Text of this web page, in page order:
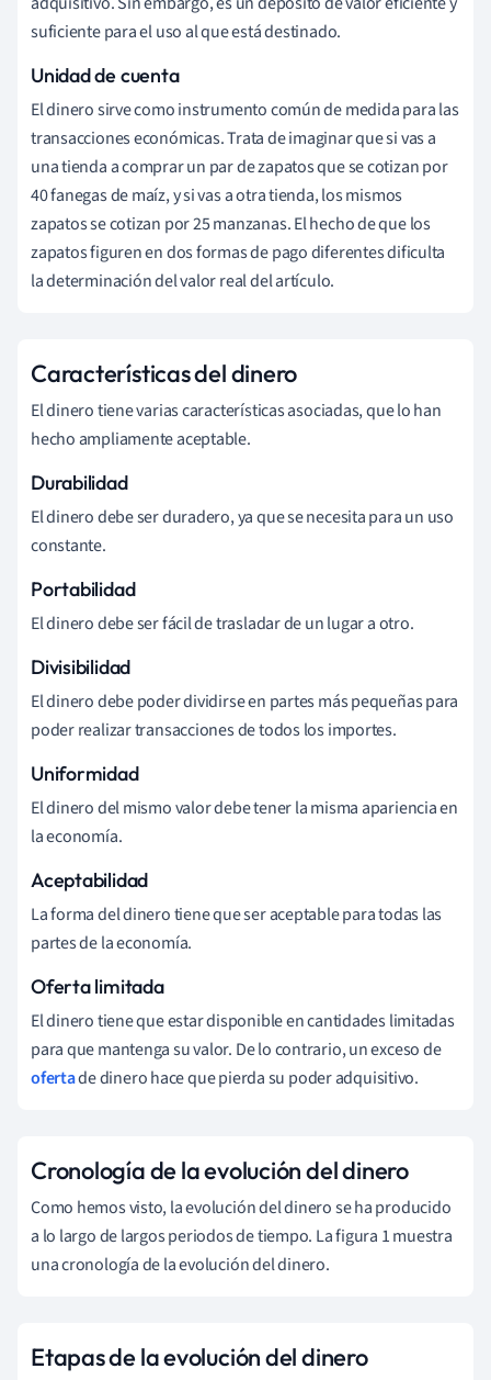
suficiente para el uso al que está destinado.
Unidad de cuenta
El dinero sirve como instrumento común de medida para las
transacciones económicas. Trata de imaginar que si vas a
una tienda a comprar un par de zapatos que se cotizan por
40 fanegas de maíz, y si vas a otra tienda, los mismos
zapatos se cotizan por 25 manzanas. El hecho de que los
zapatos figuren en dos formas de pago diferentes dificulta
la determinación del valor real del artículo.
Características del dinero
El dinero tiene varias características asociadas, que lo han
hecho ampliamente aceptable.
Durabilidad
El dinero debe ser duradero, ya que se necesita para un uso
constante.
Portabilidad
El dinero debe ser fácil de trasladar de un lugar a otro.
Divisibilidad
El dinero debe poder dividirse en partes más pequeñas para
poder realizar transacciones de todos los importes.
Uniformidad
El dinero del mismo valor debe tener la misma apariencia en
la economía.
Aceptabilidad
La forma del dinero tiene que ser aceptable para todas las
partes de la economía.
Oferta limitada
El dinero tiene que estar disponible en cantidades limitadas
para que mantenga su valor. De lo contrario, un exceso de
ofertade dinero hace que pierda su poder adquisitivo.
Cronología de la evolución del dinero
Como hemos visto, la evolución del dinero se ha producido
a lo largo de largos periodos de tiempo. La figura 1 muestra
una cronología de la evolución del dinero.
Etapas de la evolución del dinero